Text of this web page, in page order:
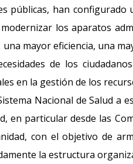
públicas, han
los aparatos
una mayor eficiencia, una
de los
en la gestión de los
Nacional de Salud a
en particular desde las
con el objetivo de
la estructura